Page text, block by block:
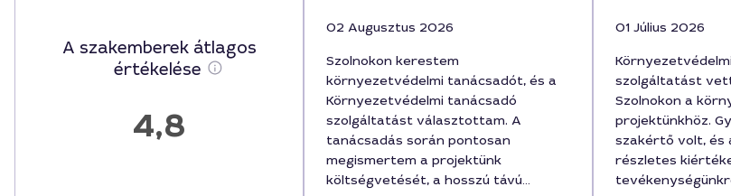
A szakemberek átlagos
értékelése
4,8
02 Augusztus 2026
Szolnokon kerestem
környezetvédelmi tanácsadót, és a
Környezetvédelmi tanácsadó
szolgáltatást választottam. A
tanácsadás során pontosan
megismertem a projektünk
költségvetését, a hosszú távú
01 Július 2026
szolgáltatást
Szolnokon a
projektünkhöz.
szakértő volt, és
részletes